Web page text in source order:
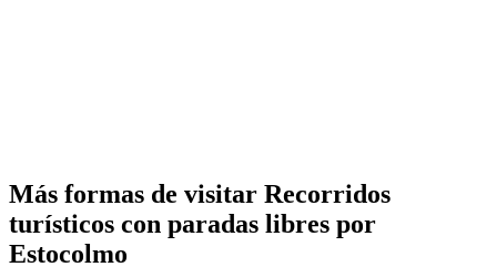
Más formas de visitar Recorridos
turísticos con paradas libres por
Estocolmo